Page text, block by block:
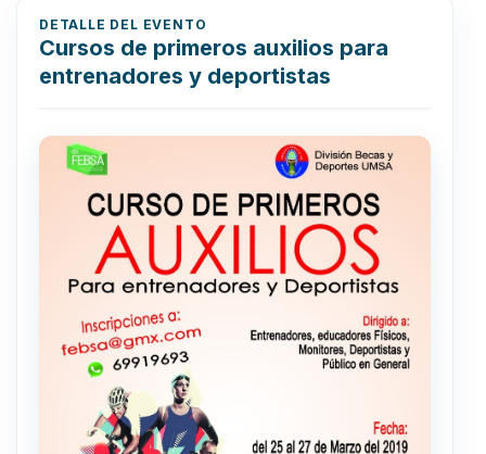
DETALLE DEL EVENTO
Cursos de primeros auxilios para
entrenadores y deportistas